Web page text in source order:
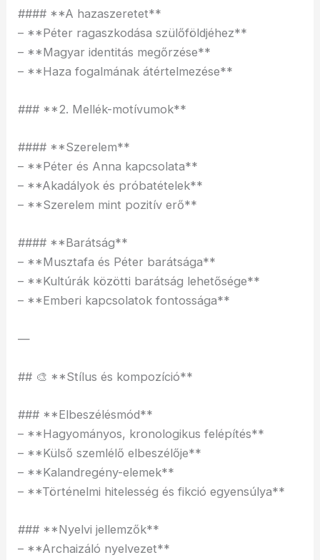
#### **A hazaszeretet**
– **Péter ragaszkodása szülőföldjéhez**
– **Magyar identitás megőrzése**
– **Haza fogalmának átértelmezése**
### **2. Mellék-motívumok**
#### **Szerelem**
– **Péter és Anna kapcsolata**
– **Akadályok és próbatételek**
– **Szerelem mint pozitív erő**
#### **Barátság**
– **Musztafa és Péter barátsága**
– **Kultúrák közötti barátság lehetősége**
– **Emberi kapcsolatok fontossága**
—
## 🎨 **Stílus és kompozíció**
### **Elbeszélésmód**
– **Hagyományos, kronologikus felépítés**
– **Külső szemlélő elbeszélője**
– **Kalandregény-elemek**
– **Történelmi hitelesség és fikció egyensúlya**
### **Nyelvi jellemzők**
– **Archaizáló nyelvezet**